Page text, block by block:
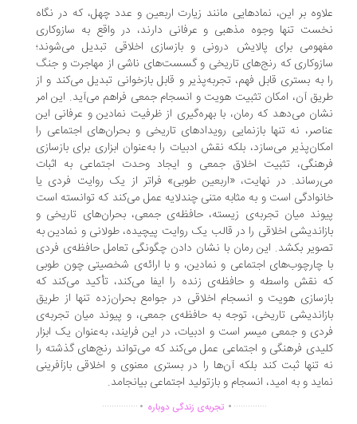
بر این، نمادهایی مانند زیارت اربعین و عدد چهل، که در نگاه
تنها وجوه مذهبی و عرفانی دارند، در واقع به سازوکاری
برای پالایش درونی و بازسازی اخلاقی تبدیل می‌شوند؛
که رنج‌های تاریخی و گسست‌های ناشی از مهاجرت و جنگ
به بستری قابل فهم، تجربه‌پذیر و قابل بازخوانی تبدیل می‌کند و از
آن، امکان تثبیت هویت و انسجام جمعی فراهم می‌آید. این امر
می‌دهد که رمان، با بهره‌گیری از ظرفیت نمادین و عرفانی این
نه تنها بازنمایی رویدادهای تاریخی و بحران‌های اجتماعی را
می‌سازد، بلکه نقش ادبیات را به‌عنوان ابزاری برای بازسازی
تثبیت اخلاق جمعی و ایجاد وحدت اجتماعی به اثبات
در نهایت، «اربعین طوبی» فراتر از یک روایت فردی یا
است و به مثابه متنی چندلایه عمل می‌کند که توانسته است
میان تجربه‌ی زیسته، حافظه‌ی جمعی، بحران‌های تاریخی و
اخلاقی را در قالب یک روایت پیچیده، طولانی و نمادین به
بکشد. این رمان با نشان دادن چگونگی تعامل حافظه‌ی فردی
چارچوب‌های اجتماعی و نمادین، و با ارائه‌ی شخصیتی چون طوبی
نقش واسطه و حافظه‌ی زنده را ایفا می‌کند، تأکید می‌کند که
هویت و انسجام اخلاقی در جوامع بحران‌زده تنها از طریق
تاریخی، توجه به حافظه‌ی جمعی، و پیوند میان تجربه‌ی
و جمعی میسر است و ادبیات، در این فرایند، به‌عنوان یک ابزار
فرهنگی و اجتماعی عمل می‌کند که می‌تواند رنج‌های گذشته را
تنها ثبت کند بلکه آن‌ها را در بستری معنوی و اخلاقی بازآفرینی
و به امید، انسجام و بازتولید اجتماعی بیانجامد.
................تجربه‌ی زندگی دوباره ...............